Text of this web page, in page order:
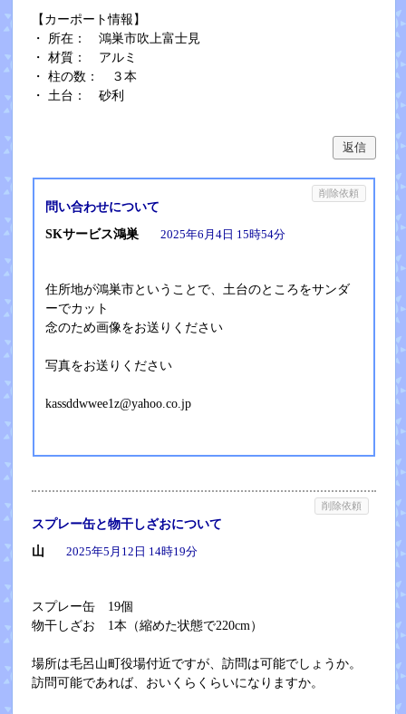
【カーポート情報】
・ 所在： 鴻巣市吹上富士見
・ 材質： アルミ
・ 柱の数： ３本
・ 土台： 砂利
返信
問い合わせについて
SKサービス鴻巣
2025年6月4日 15時54分
住所地が鴻巣市ということで、土台のところをサンダ
ーでカット
念のため画像をお送りください
写真をお送りください
kassddwwee1z@yahoo.co.jp
削除依頼
スプレー缶と物干しざおについて
山
2025年5月12日 14時19分
スプレー缶 19個
物干しざお 1本（縮めた状態で220cm）
場所は毛呂山町役場付近ですが、訪問は可能でしょうか。
訪問可能であれば、おいくらくらいになりますか。
削除依頼